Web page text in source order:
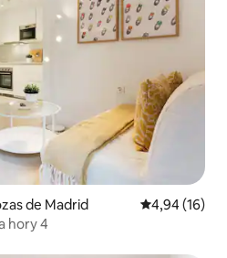
de Madrid Priemerné
4,94 (16)
hory 4